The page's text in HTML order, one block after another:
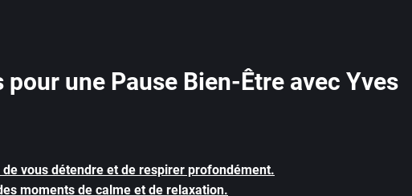
pour une Pause Bien-Être avec Yves
de vous détendre et de respirer profondément.
moments de calme et de relaxation.